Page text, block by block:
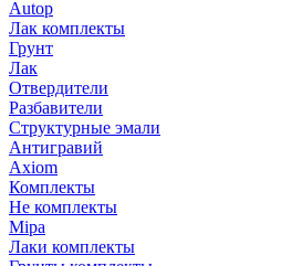
Autop
Лак комплекты
Грунт
Лак
Отвердители
Разбавители
Структурные эмали
Антигравий
Axiom
Комплекты
Не комплекты
Mipa
Лаки комплекты